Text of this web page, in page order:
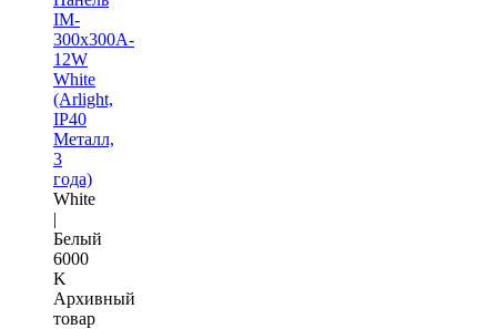
IM-
300x300A-
12W
White
(Arlight,
IP40
Металл,
3
года)
White
|
Белый
6000
K
Архивный
товар